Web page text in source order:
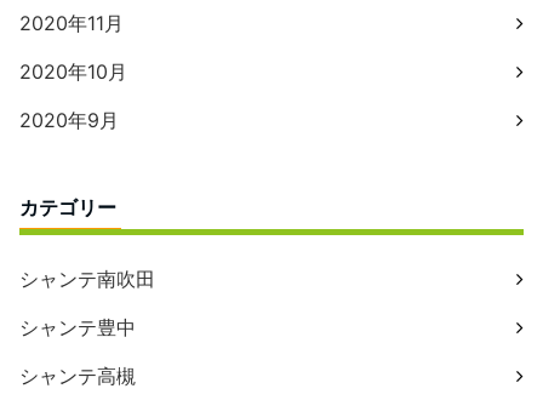
2020年11月
2020年10月
2020年9月
カテゴリー
シャンテ南吹田
シャンテ豊中
シャンテ高槻